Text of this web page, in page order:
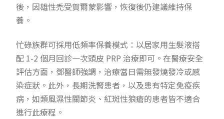
後，因雄性禿受賀爾蒙影響，恢復後仍建議維持保
養。
忙碌族群可採用低頻率保養模式：以居家用生髮液搭
配 1-2 個月回診一次頭皮 PRP 治療即可。在醫療安全
評估方面，鄧醫師強調，治療當日需無發燒發冷或感
染症狀。此外，長期洗腎患者，以及患有特定免疫疾
病，如類風濕性關節炎、紅斑性狼瘡的患者皆不適合
進行此療程。